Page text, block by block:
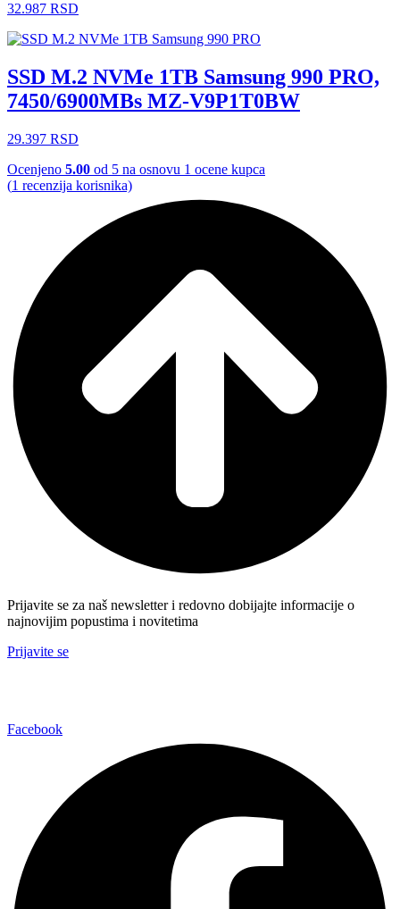
32.987 RSD
SSD M.2 NVMe 1TB Samsung 990 PRO,
7450/6900MBs MZ-V9P1T0BW
29.397 RSD
Ocenjeno 5.00 od 5 na osnovu 1 ocene kupca
(1 recenzija korisnika)
Prijavite se za naš newsletter i redovno dobijajte informacije o
najnovijim popustima i novitetima
Prijavite se
Facebook